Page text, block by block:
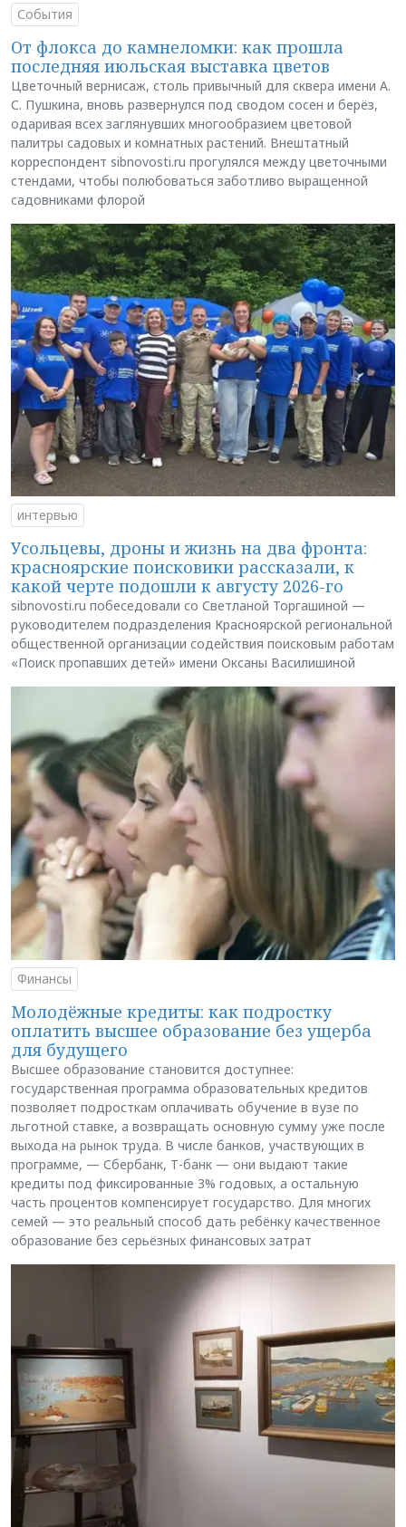
События
От флокса до камнеломки: как прошла
последняя июльская выставка цветов
Цветочный вернисаж, столь привычный для сквера имени А.
С. Пушкина, вновь развернулся под сводом сосен и берёз,
одаривая всех заглянувших многообразием цветовой
палитры садовых и комнатных растений. Внештатный
корреспондент sibnovosti.ru прогулялся между цветочными
стендами, чтобы полюбоваться заботливо выращенной
садовниками флорой
интервью
Усольцевы, дроны и жизнь на два фронта:
красноярские поисковики рассказали, к
какой черте подошли к августу 2026-го
sibnovosti.ru побеседовали со Светланой Торгашиной —
руководителем подразделения Красноярской региональной
общественной организации содействия поисковым работам
«Поиск пропавших детей» имени Оксаны Василишиной
Финансы
Молодёжные кредиты: как подростку
оплатить высшее образование без ущерба
для будущего
Высшее образование становится доступнее:
государственная программа образовательных кредитов
позволяет подросткам оплачивать обучение в вузе по
льготной ставке, а возвращать основную сумму уже после
выхода на рынок труда. В числе банков, участвующих в
программе, — Сбербанк, Т-банк — они выдают такие
кредиты под фиксированные 3% годовых, а остальную
часть процентов компенсирует государство. Для многих
семей — это реальный способ дать ребёнку качественное
образование без серьёзных финансовых затрат